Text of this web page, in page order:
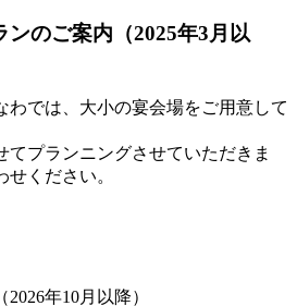
ンのご案内（2025年3月以
わでは、大小の宴会場をご用意して
てプランニングさせていただきま
ください。